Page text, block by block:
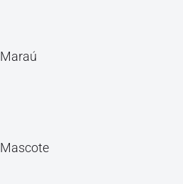
Maraú
Mascote